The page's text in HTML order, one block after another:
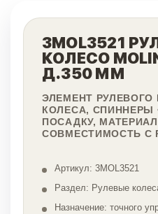
3MOL3521
КОЛЕСО
Д.350 ММ
ЭЛЕМЕНТ РУЛЕВОГО
КОЛЕСА, СПИННЕРЫ
ПОСАДКУ,
СОВМЕСТИМОСТЬ С
Артикул: 3MOL3521
Раздел: Рулевые
Назначение: точного